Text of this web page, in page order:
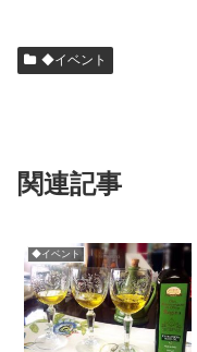
◆イベント
関連記事
◆イベント